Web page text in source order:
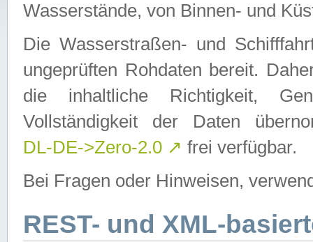
Wasserstände, von Binnen- und
Die Wasserstraßen- und
ungeprüften Rohdaten bereit.
die inhaltliche Richtigkeit,
Vollständigkeit der Daten
DL-DE->Zero-2.0 ↗ frei verfügbar.
Bei Fragen oder Hinweisen,
REST- und XML-